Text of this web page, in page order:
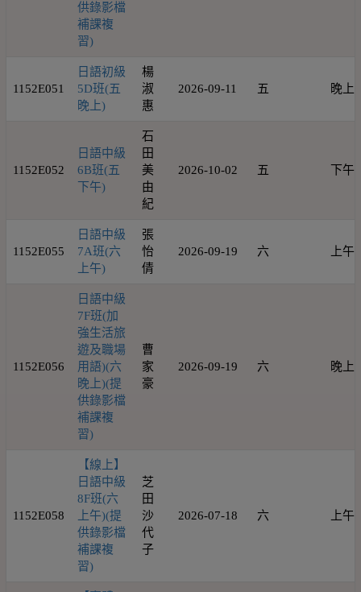
供錄影檔
補課複
習)
1152E051
日語初級
5D班(五
晚上)
楊
淑
惠
2026-09-11 五 晚上
1152E052
日語中級
6B班(五
下午)
石
田
美
由
紀
2026-10-02 五 下午
1152E055
日語中級
7A班(六
上午)
張
怡
倩
2026-09-19 六 上午
1152E056
日語中級
7F班(加
強生活旅
遊及職場
用語)(六
晚上)(提
供錄影檔
補課複
習)
曹
家
豪
2026-09-19 六 晚上
1152E058
【線上】
日語中級
8F班(六
上午)(提
供錄影檔
補課複
習)
芝
田
沙
代
子
2026-07-18 六 上午